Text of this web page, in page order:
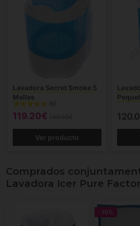
Lavadora Secret Smoke 5
Mallas
(6)
119.20€
Ver producto
Comprados
Lavadora Icer Pure
-10%